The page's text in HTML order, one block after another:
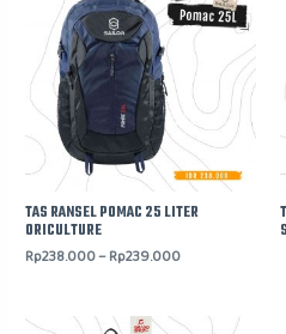
TAS RANSEL POMAC 25 LITER
ORICULTURE
Rp238.000–Rp239.000